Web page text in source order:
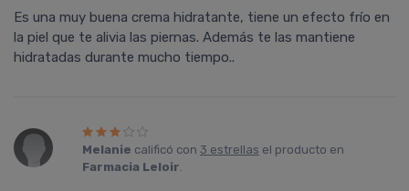
Es una muy buena crema hidratante, tiene un efecto frí­o en
la piel que te alivia las piernas. Además te las mantiene
hidratadas durante mucho tiempo..
Melanie calificó con 3 estrellas el producto en
Farmacia Leloir.